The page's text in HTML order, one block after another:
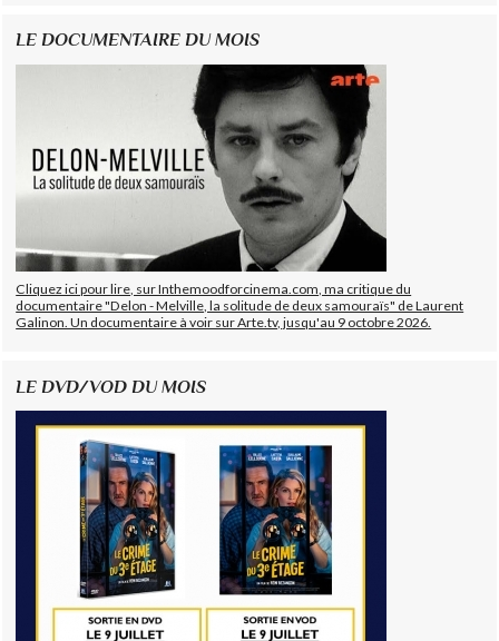
LE DOCUMENTAIRE DU MOIS
Cliquez ici pour lire, sur Inthemoodforcinema.com, ma critique du
documentaire "Delon - Melville, la solitude de deux samouraïs" de Laurent
Galinon. Un documentaire à voir sur Arte.tv, jusqu'au 9 octobre 2026.
LE DVD/VOD DU MOIS